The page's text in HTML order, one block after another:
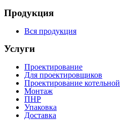
Продукция
Вся продукция
Услуги
Проектирование
Для проектировщиков
Проектирование котельной
Монтаж
ПНР
Упаковка
Доставка